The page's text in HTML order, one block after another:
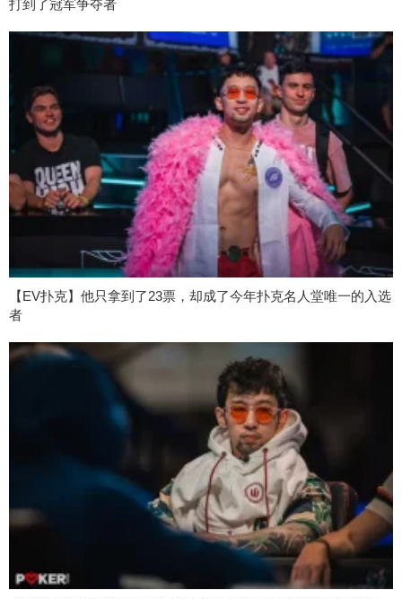
打到了冠军争夺者
【EV扑克】他只拿到了23票，却成了今年扑克名人堂唯一的入选
者